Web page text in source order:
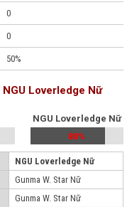
0
0
50%
Loverledge Nữ
NGU Loverledge Nữ
80%
NGU Loverledge Nữ
Gunma W. Star Nữ
Gunma W. Star Nữ